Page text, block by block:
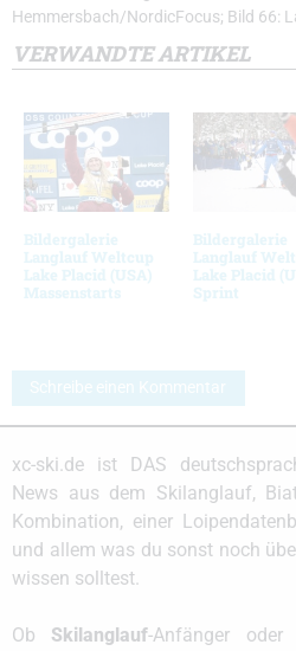
Hemmersbach/NordicFocus; Bild 66:
VERWANDTE ARTIKEL
Bildergalerie
Langlauf Weltcup
Lake Placid (USA)
Massenstarts
Bildergalerie
Langlauf
Lake Placid
Sprint
Schreibe einen Kommentar
xc-ski.de ist DAS
News aus dem Skilanglauf,
Kombination, einer
und allem was du sonst noch
wissen solltest.
Ob Skilanglauf-Anfänger oder